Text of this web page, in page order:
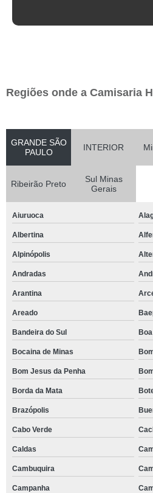
Regiões onde a Camisaria
GRANDE SÃO
PAULO
INTERIOR
Ribeirão Preto
Sul Minas
Gerais
Aiuruoca
Albertina
Alpinópolis
Andradas
Arantina
Areado
Bandeira do Sul
Bocaina de Minas
Bom Jesus da Penha
Borda da Mata
Brazópolis
Cabo Verde
Caldas
Cambuquira
Campanha